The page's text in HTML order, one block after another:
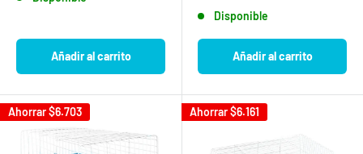
Añadir al carrito
Disponible
Añadir al carrito
Ahorrar$6.703 Ahorrar$6.161